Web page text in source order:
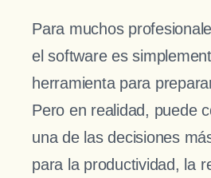
Para muchos
el software es
herramienta para
Pero en realidad, puede
una de las decisiones
para la productividad, la